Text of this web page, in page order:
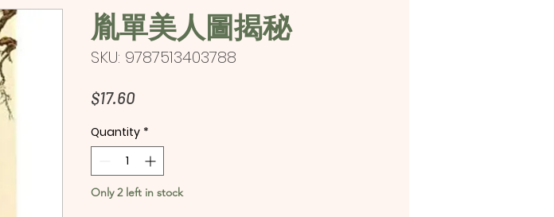
胤單美人圖揭秘
SKU: 9787513403788
$17.60Price
Quantity *
Only 2 left in stock